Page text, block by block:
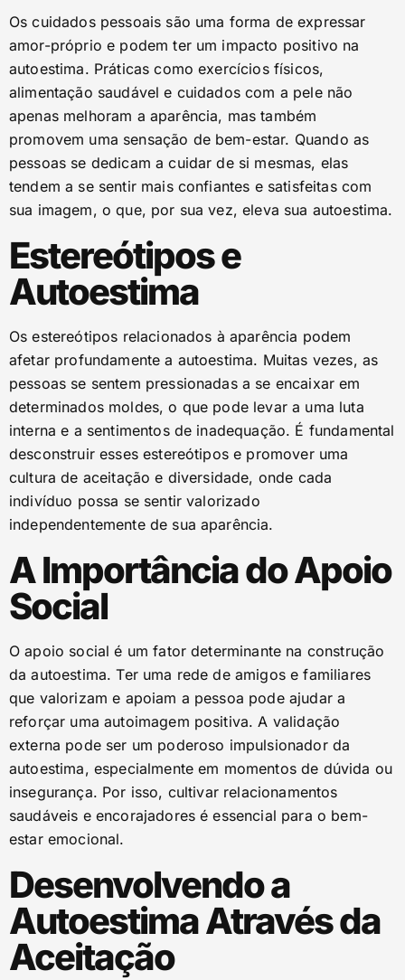
Os cuidados pessoais são uma forma de expressar
amor-próprio e podem ter um impacto positivo na
autoestima. Práticas como exercícios físicos,
alimentação saudável e cuidados com a pele não
apenas melhoram a aparência, mas também
promovem uma sensação de bem-estar. Quando as
pessoas se dedicam a cuidar de si mesmas, elas
tendem a se sentir mais confiantes e satisfeitas com
sua imagem, o que, por sua vez, eleva sua autoestima.
Estereótipos e
Autoestima
Os estereótipos relacionados à aparência podem
afetar profundamente a autoestima. Muitas vezes, as
pessoas se sentem pressionadas a se encaixar em
determinados moldes, o que pode levar a uma luta
interna e a sentimentos de inadequação. É fundamental
desconstruir esses estereótipos e promover uma
cultura de aceitação e diversidade, onde cada
indivíduo possa se sentir valorizado
independentemente de sua aparência.
A Importância do Apoio
Social
O apoio social é um fator determinante na construção
da autoestima. Ter uma rede de amigos e familiares
que valorizam e apoiam a pessoa pode ajudar a
reforçar uma autoimagem positiva. A validação
externa pode ser um poderoso impulsionador da
autoestima, especialmente em momentos de dúvida ou
insegurança. Por isso, cultivar relacionamentos
saudáveis e encorajadores é essencial para o bem-
estar emocional.
Desenvolvendo a
Autoestima Através da
Aceitação